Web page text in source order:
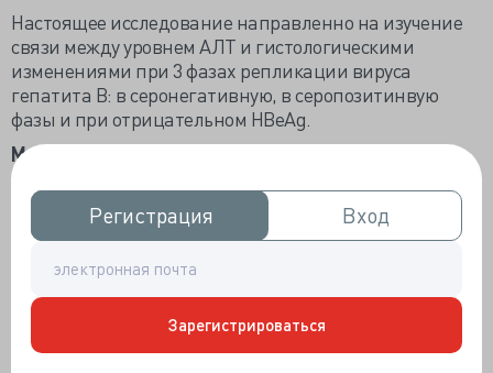
Регистрация
Регистрация Вход
Вход
Зарегистрироваться
Настоящее исследование направленно на изучение
связи между уровнем AЛT и гистологическими
изменениями при 3 фазах репликации вируса
гепатита В: в серонегативную, в серопозитинвую
фазы и при отрицательном HBeAg.
Материалы и методы
выполнена биопсия печени не получающим лечение
319 больным ХГВ, наблюдающимся в Госпитале
Королевы Марии Университета Гонконга.
гистологическом индексе активности Knodell для
некротического воспаления и определение степени
фиброза Ishak. Степень некротического воспаления
оценивалась от 0 до 18, а степень фиброза от 0 до 6.